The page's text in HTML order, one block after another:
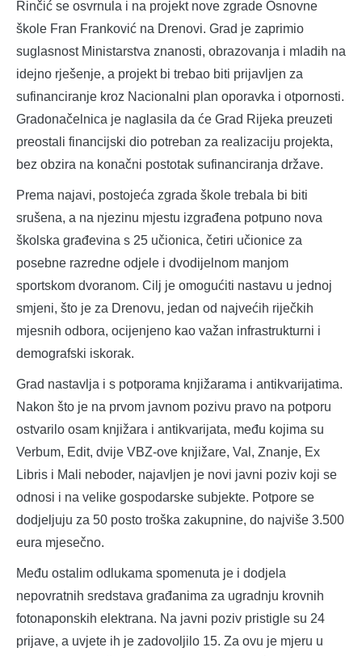
Rinčić se osvrnula i na projekt nove zgrade Osnovne
škole Fran Franković na Drenovi. Grad je zaprimio
suglasnost Ministarstva znanosti, obrazovanja i mladih na
idejno rješenje, a projekt bi trebao biti prijavljen za
sufinanciranje kroz Nacionalni plan oporavka i otpornosti.
Gradonačelnica je naglasila da će Grad Rijeka preuzeti
preostali financijski dio potreban za realizaciju projekta,
bez obzira na konačni postotak sufinanciranja države.
Prema najavi, postojeća zgrada škole trebala bi biti
srušena, a na njezinu mjestu izgrađena potpuno nova
školska građevina s 25 učionica, četiri učionice za
posebne razredne odjele i dvodijelnom manjom
sportskom dvoranom. Cilj je omogućiti nastavu u jednoj
smjeni, što je za Drenovu, jedan od najvećih riječkih
mjesnih odbora, ocijenjeno kao važan infrastrukturni i
demografski iskorak.
Grad nastavlja i s potporama knjižarama i antikvarijatima.
Nakon što je na prvom javnom pozivu pravo na potporu
ostvarilo osam knjižara i antikvarijata, među kojima su
Verbum, Edit, dvije VBZ-ove knjižare, Val, Znanje, Ex
Libris i Mali neboder, najavljen je novi javni poziv koji se
odnosi i na velike gospodarske subjekte. Potpore se
dodjeljuju za 50 posto troška zakupnine, do najviše 3.500
eura mjesečno.
Među ostalim odlukama spomenuta je i dodjela
nepovratnih sredstava građanima za ugradnju krovnih
fotonaponskih elektrana. Na javni poziv pristigle su 24
prijave, a uvjete ih je zadovoljilo 15. Za ovu je mjeru u